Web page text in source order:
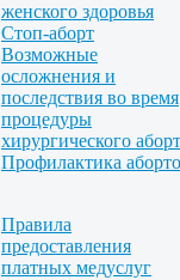
женского здоровья
Стоп-аборт
Возможные
осложнения и
последствия во время
процедуры
хирургического
Профилактика
Правила
предоставления
платных медуслуг